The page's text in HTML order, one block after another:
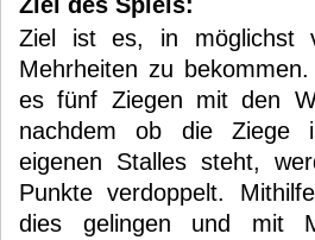
Ziel ist es, in möglichst
Mehrheiten zu
es fünf Ziegen mit den
nachdem ob die Ziege
eigenen Stalles steht,
Punkte verdoppelt.
dies gelingen und mit